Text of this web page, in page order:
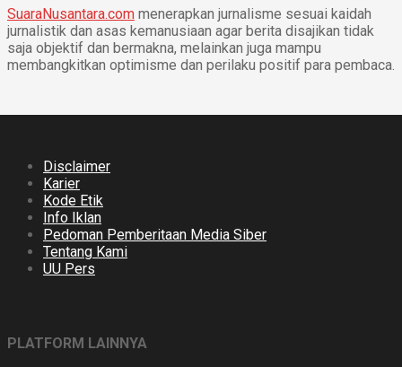
SuaraNusantara.com menerapkan jurnalisme sesuai kaidah
jurnalistik dan asas kemanusiaan agar berita disajikan tidak
saja objektif dan bermakna, melainkan juga mampu
membangkitkan optimisme dan perilaku positif para pembaca.
Disclaimer
Karier
Kode Etik
Info Iklan
Pedoman Pemberitaan Media Siber
Tentang Kami
UU Pers
PLATFORM LAINNYA